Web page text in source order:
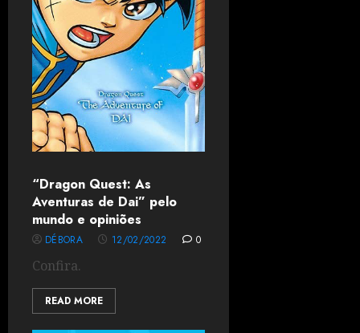
“Dragon Quest: As
Aventuras de Dai” pelo
mundo e opiniões
DÉBORA 12/02/2022 0
Confira.
READ MORE